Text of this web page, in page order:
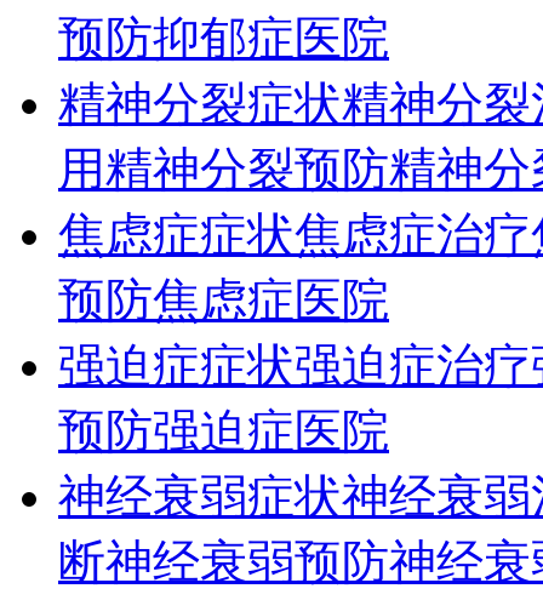
预防抑郁症医院
精神分裂症状精神分裂
用精神分裂预防精神
焦虑症症状焦虑症治疗
预防焦虑症医院
强迫症症状强迫症治疗
预防强迫症医院
神经衰弱症状神经衰弱
断神经衰弱预防神经